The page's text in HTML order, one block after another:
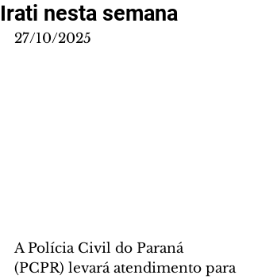
Irati nesta semana
27/10/2025
A Polícia Civil do Paraná
(PCPR) levará atendimento para